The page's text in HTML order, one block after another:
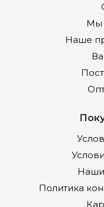
Мы
Наше
Наши
Политика